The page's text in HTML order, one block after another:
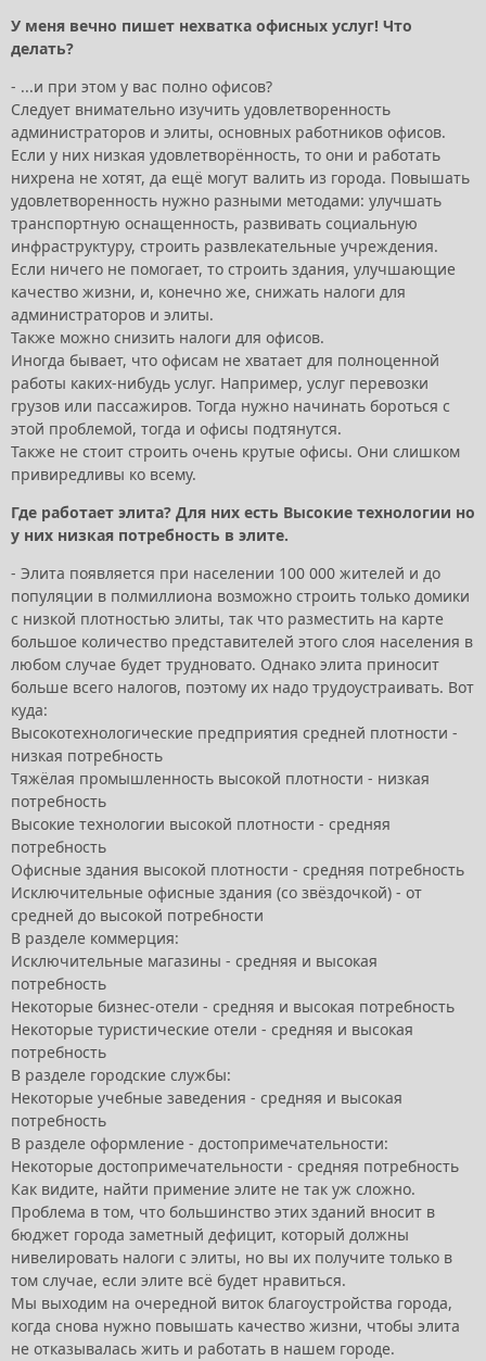
У меня вечно пишет нехватка офисных услуг! Что
делать?
- ...и при этом у вас полно офисов?
Следует внимательно изучить удовлетворенность
администраторов и элиты, основных работников офисов.
Если у них низкая удовлетворённость, то они и работать
нихрена не хотят, да ещё могут валить из города. Повышать
удовлетворенность нужно разными методами: улучшать
транспортную оснащенность, развивать социальную
инфраструктуру, строить развлекательные учреждения.
Если ничего не помогает, то строить здания, улучшающие
качество жизни, и, конечно же, снижать налоги для
администраторов и элиты.
Также можно снизить налоги для офисов.
Иногда бывает, что офисам не хватает для полноценной
работы каких-нибудь услуг. Например, услуг перевозки
грузов или пассажиров. Тогда нужно начинать бороться с
этой проблемой, тогда и офисы подтянутся.
Также не стоит строить очень крутые офисы. Они слишком
привиредливы ко всему.
Где работает элита? Для них есть Высокие технологии но
у них низкая потребность в элите.
- Элита появляется при населении 100 000 жителей и до
популяции в полмиллиона возможно строить только домики
с низкой плотностью элиты, так что разместить на карте
большое количество представителей этого слоя населения в
любом случае будет трудновато. Однако элита приносит
больше всего налогов, поэтому их надо трудоустраивать. Вот
куда:
Высокотехнологические предприятия средней плотности -
низкая потребность
Тяжёлая промышленность высокой плотности - низкая
потребность
Высокие технологии высокой плотности - средняя
потребность
Офисные здания высокой плотности - средняя потребность
Исключительные офисные здания (со звёздочкой) - от
средней до высокой потребности
В разделе коммерция:
Исключительные магазины - средняя и высокая
потребность
Некоторые бизнес-отели - средняя и высокая потребность
Некоторые туристические отели - средняя и высокая
потребность
В разделе городские службы:
Некоторые учебные заведения - средняя и высокая
потребность
В разделе оформление - достопримечательности:
Некоторые достопримечательности - средняя потребность
Как видите, найти примение элите не так уж сложно.
Проблема в том, что большинство этих зданий вносит в
бюджет города заметный дефицит, который должны
нивелировать налоги с элиты, но вы их получите только в
том случае, если элите всё будет нравиться.
Мы выходим на очередной виток благоустройства города,
когда снова нужно повышать качество жизни, чтобы элита
не отказывалась жить и работать в нашем городе.